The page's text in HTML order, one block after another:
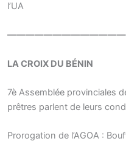
l’UA
LA CROIX DU BÉNIN
7è Assemblée provinciales
prêtres parlent de leurs
Prorogation de l’AGOA :